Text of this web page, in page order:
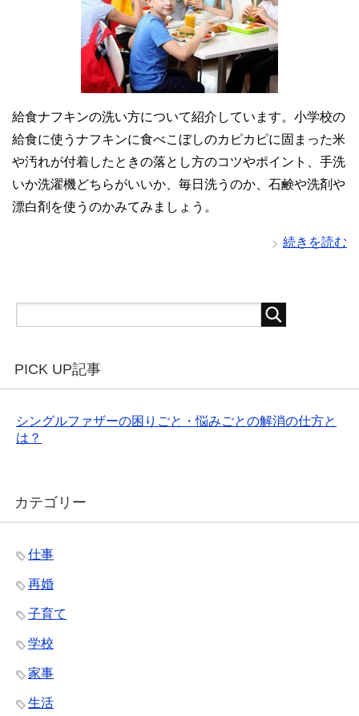
給食ナフキンの洗い方について紹介しています。小学校の
給食に使うナフキンに食べこぼしのカピカピに固まった米
や汚れが付着したときの落とし方のコツやポイント、手洗
いか洗濯機どちらがいいか、毎日洗うのか、石鹸や洗剤や
漂白剤を使うのかみてみましょう。
続きを読む
PICK UP記事
シングルファザーの困りごと・悩みごとの解消の仕方と
は？
カテゴリー
仕事
再婚
子育て
学校
家事
生活